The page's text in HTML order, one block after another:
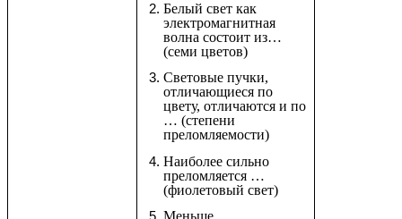
Белый свет как
электромагнитная
волна состоит из…
(семи цветов)
Световые пучки,
отличающиеся по
цвету, отличаются и по
… (степени
преломляемости)
Наиболее сильно
преломляется …
(фиолетовый свет)
Меньше